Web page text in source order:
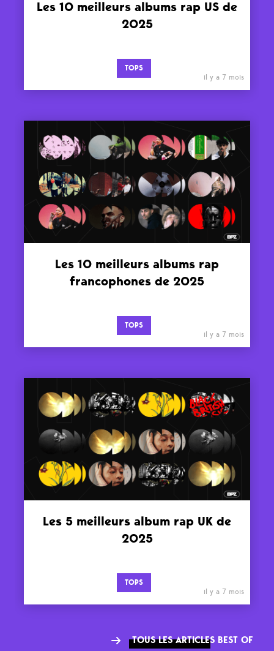
Les 10 meilleurs albums rap US de
2025
TOPS
il y a 7 mois
Les 10 meilleurs albums rap
francophones de 2025
TOPS
il y a 7 mois
Les 5 meilleurs album rap UK de
2025
TOPS
il y a 7 mois
TOUS LES ARTICLES BEST OF